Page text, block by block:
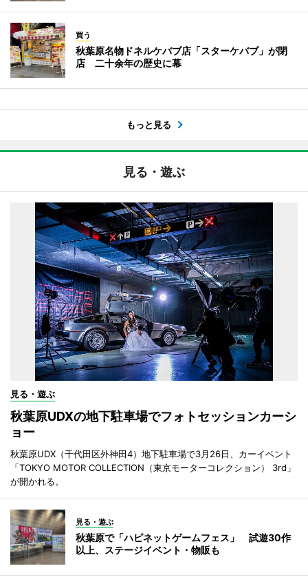
買う
秋葉原名物ドネルケバブ店「スターケバブ」が閉
店 二十余年の歴史に幕
もっと見る
見る・遊ぶ
見る・遊ぶ
秋葉原UDXの地下駐車場でフォトセッションカーシ
ョー
秋葉原UDX（千代田区外神田4）地下駐車場で3月26日、カーイベント
「TOKYO MOTOR COLLECTION（東京モーターコレクション） 3rd」
が開かれる。
見る・遊ぶ
秋葉原で「ハピネットゲームフェス」 試遊30作
以上、ステージイベント・物販も